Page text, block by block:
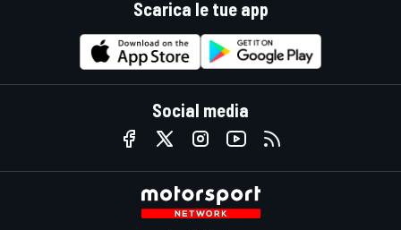
Scarica le tue app
Social media